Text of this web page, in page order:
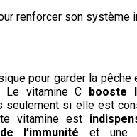
pour garder la pêche
Le vitamine C booste
seulement si elle est
vitamine est
l’immunité et une